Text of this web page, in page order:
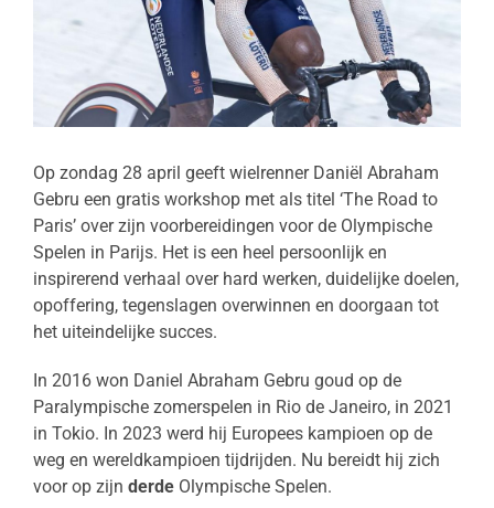
Op zondag 28 april geeft wielrenner Daniël Abraham
Gebru een gratis workshop met als titel ‘The Road to
Paris’ over zijn voorbereidingen voor de Olympische
Spelen in Parijs. Het is een heel persoonlijk en
inspirerend verhaal over hard werken, duidelijke doelen,
opoffering, tegenslagen overwinnen en doorgaan tot
het uiteindelijke succes.
In 2016 won Daniel Abraham Gebru goud op de
Paralympische zomerspelen in Rio de Janeiro, in 2021
in Tokio. In 2023 werd hij Europees kampioen op de
weg en wereldkampioen tijdrijden. Nu bereidt hij zich
voor op zijn derde Olympische Spelen.